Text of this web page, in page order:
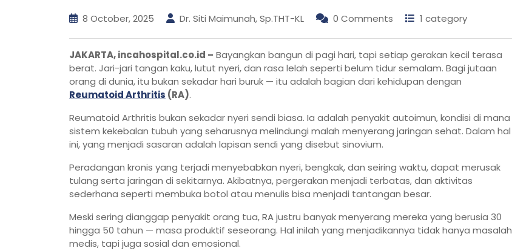
8 October, 2025 Dr. Siti Maimunah, Sp.THT-KL 0 Comments 1 category
JAKARTA, incahospital.co.id – Bayangkan bangun di pagi hari, tapi setiap gerakan kecil terasa
berat. Jari-jari tangan kaku, lutut nyeri, dan rasa lelah seperti belum tidur semalam. Bagi jutaan
orang di dunia, itu bukan sekadar hari buruk — itu adalah bagian dari kehidupan dengan
Reumatoid Arthritis (RA).
Reumatoid Arthritis bukan sekadar nyeri sendi biasa. Ia adalah penyakit autoimun, kondisi di mana
sistem kekebalan tubuh yang seharusnya melindungi malah menyerang jaringan sehat. Dalam hal
ini, yang menjadi sasaran adalah lapisan sendi yang disebut sinovium.
Peradangan kronis yang terjadi menyebabkan nyeri, bengkak, dan seiring waktu, dapat merusak
tulang serta jaringan di sekitarnya. Akibatnya, pergerakan menjadi terbatas, dan aktivitas
sederhana seperti membuka botol atau menulis bisa menjadi tantangan besar.
Meski sering dianggap penyakit orang tua, RA justru banyak menyerang mereka yang berusia 30
hingga 50 tahun — masa produktif seseorang. Hal inilah yang menjadikannya tidak hanya masalah
medis, tapi juga sosial dan emosional.